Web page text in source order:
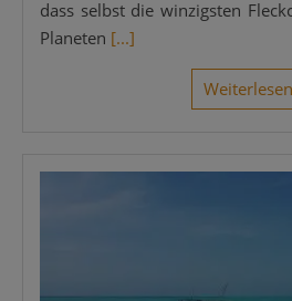
dass selbst die win­zigs­ten
Pla­ne­ten [...]
Wei­ter­le­sen